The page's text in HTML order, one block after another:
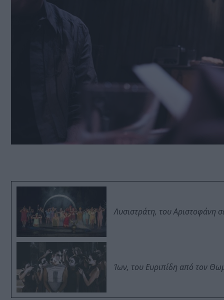
Λυσιστράτη, του Αριστοφάνη
Ίων, του Ευριπίδη από τον